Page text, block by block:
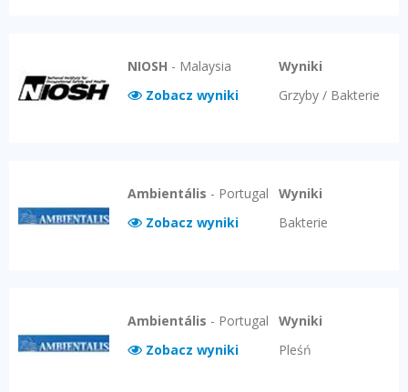
NIOSH - Malaysia
Zobacz wyniki
Wyniki
Grzyby / Bakterie
Ambientális - Portugal
Zobacz wyniki
Wyniki
Bakterie
Ambientális - Portugal
Zobacz wyniki
Wyniki
Pleśń